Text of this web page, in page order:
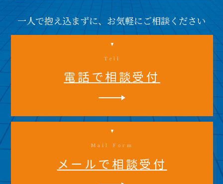
一人で抱え込まずに、お気軽にご相談ください
Tell
電話で相談受付
Mail Form
メールで相談受付